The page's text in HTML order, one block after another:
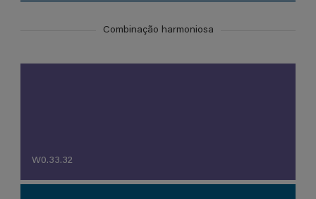
Combinação harmoniosa
W0.33.32